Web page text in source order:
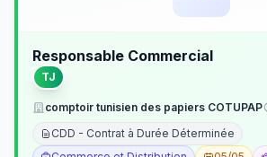
Responsable Commercial
TJ
comptoir tunisien des papiers COTUPAP
CDD - Contrat à Durée Déterminée